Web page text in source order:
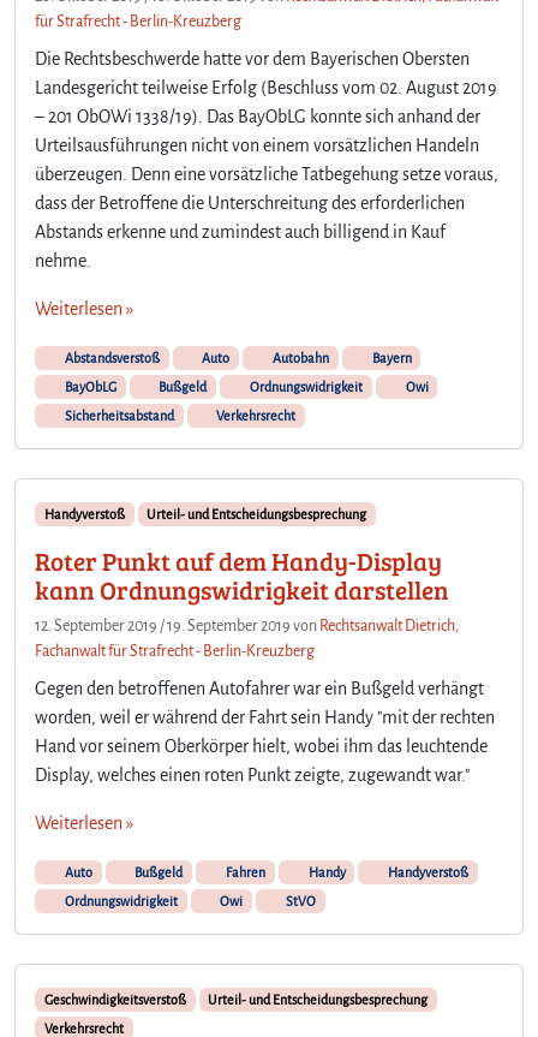
s
e
i
n
e
r
l
e
l
w
ä
r
n
e
r
h
r
für Strafrecht - Berlin-Kreuzberg
Die Rechtsbeschwerde hatte vor dem Bayerischen Obersten
Landesgericht teilweise Erfolg (Beschluss vom 02. August 2019
– 201 ObOWi 1338/19). Das BayObLG konnte sich anhand der
Urteilsausführungen nicht von einem vorsätzlichen Handeln
überzeugen. Denn eine vorsätzliche Tatbegehung setze voraus,
dass der Betroffene die Unterschreitung des erforderlichen
Abstands erkenne und zumindest auch billigend in Kauf
nehme.
Weiterlesen »
Abstandsverstoß Auto Autobahn
Bayern
BayObLG
Bußgeld Ordnungswidrigkeit
Owi
Sicherheitsabstand
Verkehrsrecht
Handyverstoß Urteil- und Entscheidungsbesprechung
Roter Punkt auf dem Handy-Display
kann Ordnungswidrigkeit darstellen
12. September 2019 /19. September 2019 von Rechtsanwalt Dietrich,
Fachanwalt für Strafrecht - Berlin-Kreuzberg
Gegen den betroffenen Autofahrer war ein Bußgeld verhängt
worden, weil er während der Fahrt sein Handy "mit der rechten
Hand vor seinem Oberkörper hielt, wobei ihm das leuchtende
Display, welches einen roten Punkt zeigte, zugewandt war."
Weiterlesen »
Auto Bußgeld Fahren Handy
Handyverstoß
Ordnungswidrigkeit
Owi StVO
Geschwindigkeitsverstoß
Urteil- und Entscheidungsbesprechung
Verkehrsrecht